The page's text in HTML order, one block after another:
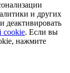
и других
деактивировать
cookie. Если вы
нажмите